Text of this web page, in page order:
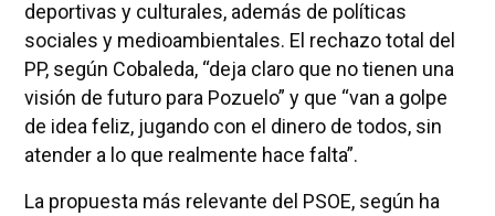
deportivas y culturales, además de políticas
sociales y medioambientales. El rechazo total del
PP, según Cobaleda, “deja claro que no tienen una
visión de futuro para Pozuelo” y que “van a golpe
de idea feliz, jugando con el dinero de todos, sin
atender a lo que realmente hace falta”.
La propuesta más relevante del PSOE, según ha